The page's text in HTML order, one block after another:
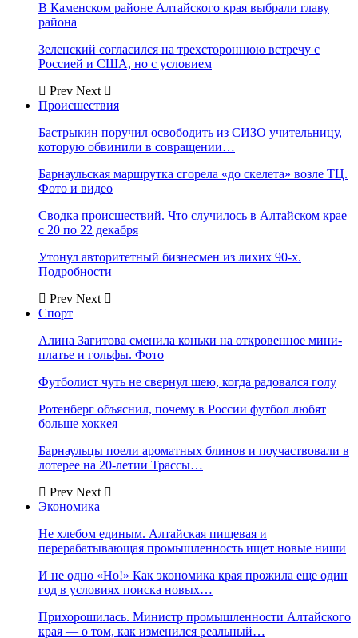
В Каменском районе Алтайского края выбрали главу
района
Зеленский согласился на трехстороннюю встречу с
Россией и США, но с условием
Prev Next
Происшествия
Бастрыкин поручил освободить из СИЗО учительницу,
которую обвинили в совращении…
Барнаульская маршрутка сгорела «до скелета» возле ТЦ.
Фото и видео
Сводка происшествий. Что случилось в Алтайском крае
с 20 по 22 декабря
Утонул авторитетный бизнесмен из лихих 90-х.
Подробности
Prev Next
Спорт
Алина Загитова сменила коньки на откровенное мини-
платье и гольфы. Фото
Футболист чуть не свернул шею, когда радовался голу
Ротенберг объяснил, почему в России футбол любят
больше хоккея
Барнаульцы поели ароматных блинов и поучаствовали в
лотерее на 20-летии Трассы…
Prev Next
Экономика
Не хлебом единым. Алтайская пищевая и
перерабатывающая промышленность ищет новые ниши
И не одно «Но!» Как экономика края прожила еще один
год в условиях поиска новых…
Прихорошилась. Министр промышленности Алтайского
края — о том, как изменился реальный…